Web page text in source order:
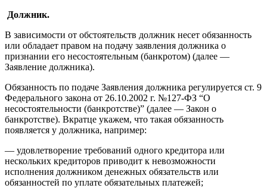
Должник.
В зависимости от обстоятельств должник несет обязанность
или обладает правом на подачу заявления должника о
признании его несостоятельным (банкротом) (далее —
Заявление должника).
Обязанность по подаче Заявления должника регулируется ст. 9
Федерального закона от 26.10.2002 г. №127-ФЗ “О
несостоятельности (банкротстве)” (далее — Закон о
банкротстве). Вкратце укажем, что такая обязанность
появляется у должника, например:
— удовлетворение требований одного кредитора или
нескольких кредиторов приводит к невозможности
исполнения должником денежных обязательств или
обязанностей по уплате обязательных платежей;